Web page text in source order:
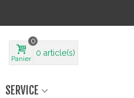
Panier
0
0 article(s)
SERVICE